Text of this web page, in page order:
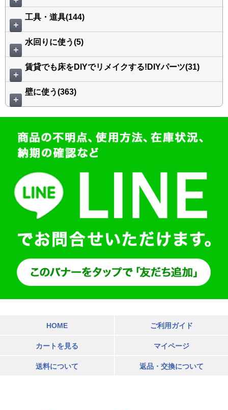
＋
工具・道具(144)
＋
水回りに使う(5)
＋
賃貸でも床をDIYでリメイクする!DIYパーツ(31)
＋
壁に使う(363)
HOME ご利用ガイド
カートを見る マイページ
送料について 返品・交換について